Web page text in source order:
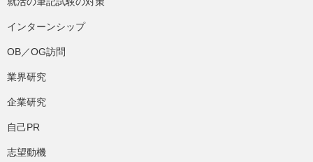
インターンシップ
OB／OG訪問
業界研究
企業研究
自己PR
志望動機